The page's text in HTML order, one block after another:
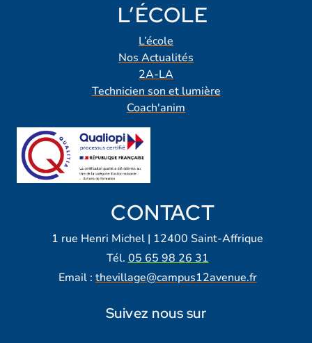
L’ÉCOLE
L’école
Nos Actualités
2A-LA
Technicien son et lumière
Coach'anim
CONTACT
1 rue Henri Michel | 12400 Saint-Affrique
Tél. 05 65 98 26 31
Email : thevillage@campus12avenue.fr
Suivez nous sur